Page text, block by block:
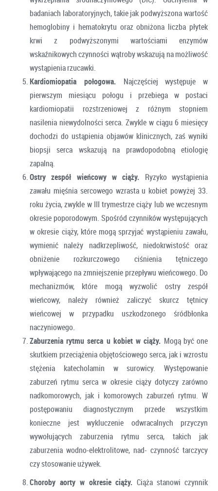
badaniach laboratoryjnych, takie jak podwyższona wartość
hemoglobiny i hematokrytu oraz obniżona liczba płytek
krwi z podwyższonymi wartościami enzymów
wskaźnikowych czynności wątroby wskazują na możliwość
wystąpienia rzucawki.
Kardiomiopatia połogowa. Najczęściej występuje w
pierwszym miesiącu połogu i przebiega w postaci
kardiomiopatii rozstrzeniowej z różnym stopniem
nasilenia niewydolności serca. Zwykle w ciągu 6 miesięcy
dochodzi do ustąpienia objawów klinicznych, zaś wyniki
biopsji serca wskazują na prawdopodobną etiologię
zapalną.
Ostry zespół wieńcowy w ciąży. Ryzyko wystąpienia
zawału mięśnia sercowego wzrasta u kobiet powyżej 33.
roku życia, zwykle w III trymestrze ciąży lub we wczesnym
okresie poporodowym. Spośród czynników występujących
w okresie ciąży, które mogą sprzyjać wystąpieniu zawału,
wymienić należy nadkrzepliwość, niedokrwistość oraz
obniżenie rozkurczowego ciśnienia tętniczego
wpływającego na zmniejszenie przepływu wieńcowego. Do
mechanizmów, które mogą wyzwolić ostry zespół
wieńcowy, należy również zaliczyć skurcz tętnicy
wieńcowej w przypadku uszkodzonego śródbłonka
naczyniowego.
Zaburzenia rytmu serca u kobiet w ciąży. Mogą być one
skutkiem przeciążenia objętościowego serca, jak i wzrostu
stężenia katecholamin w surowicy. Występowanie
zaburzeń rytmu serca w okresie ciąży dotyczy zarówno
nadkomorowych, jak i komorowych zaburzeń rytmu. W
postępowaniu diagnostycznym przede wszystkim
konieczne jest wykluczenie odwracalnych przyczyn
wywołujących zaburzenia rytmu serca, takich jak
zaburzenia wodno-elektrolitowe, nad- czynność tarczycy
czy stosowanie używek.
Choroby aorty w okresie ciąży.Ciąża stanowi czynnik